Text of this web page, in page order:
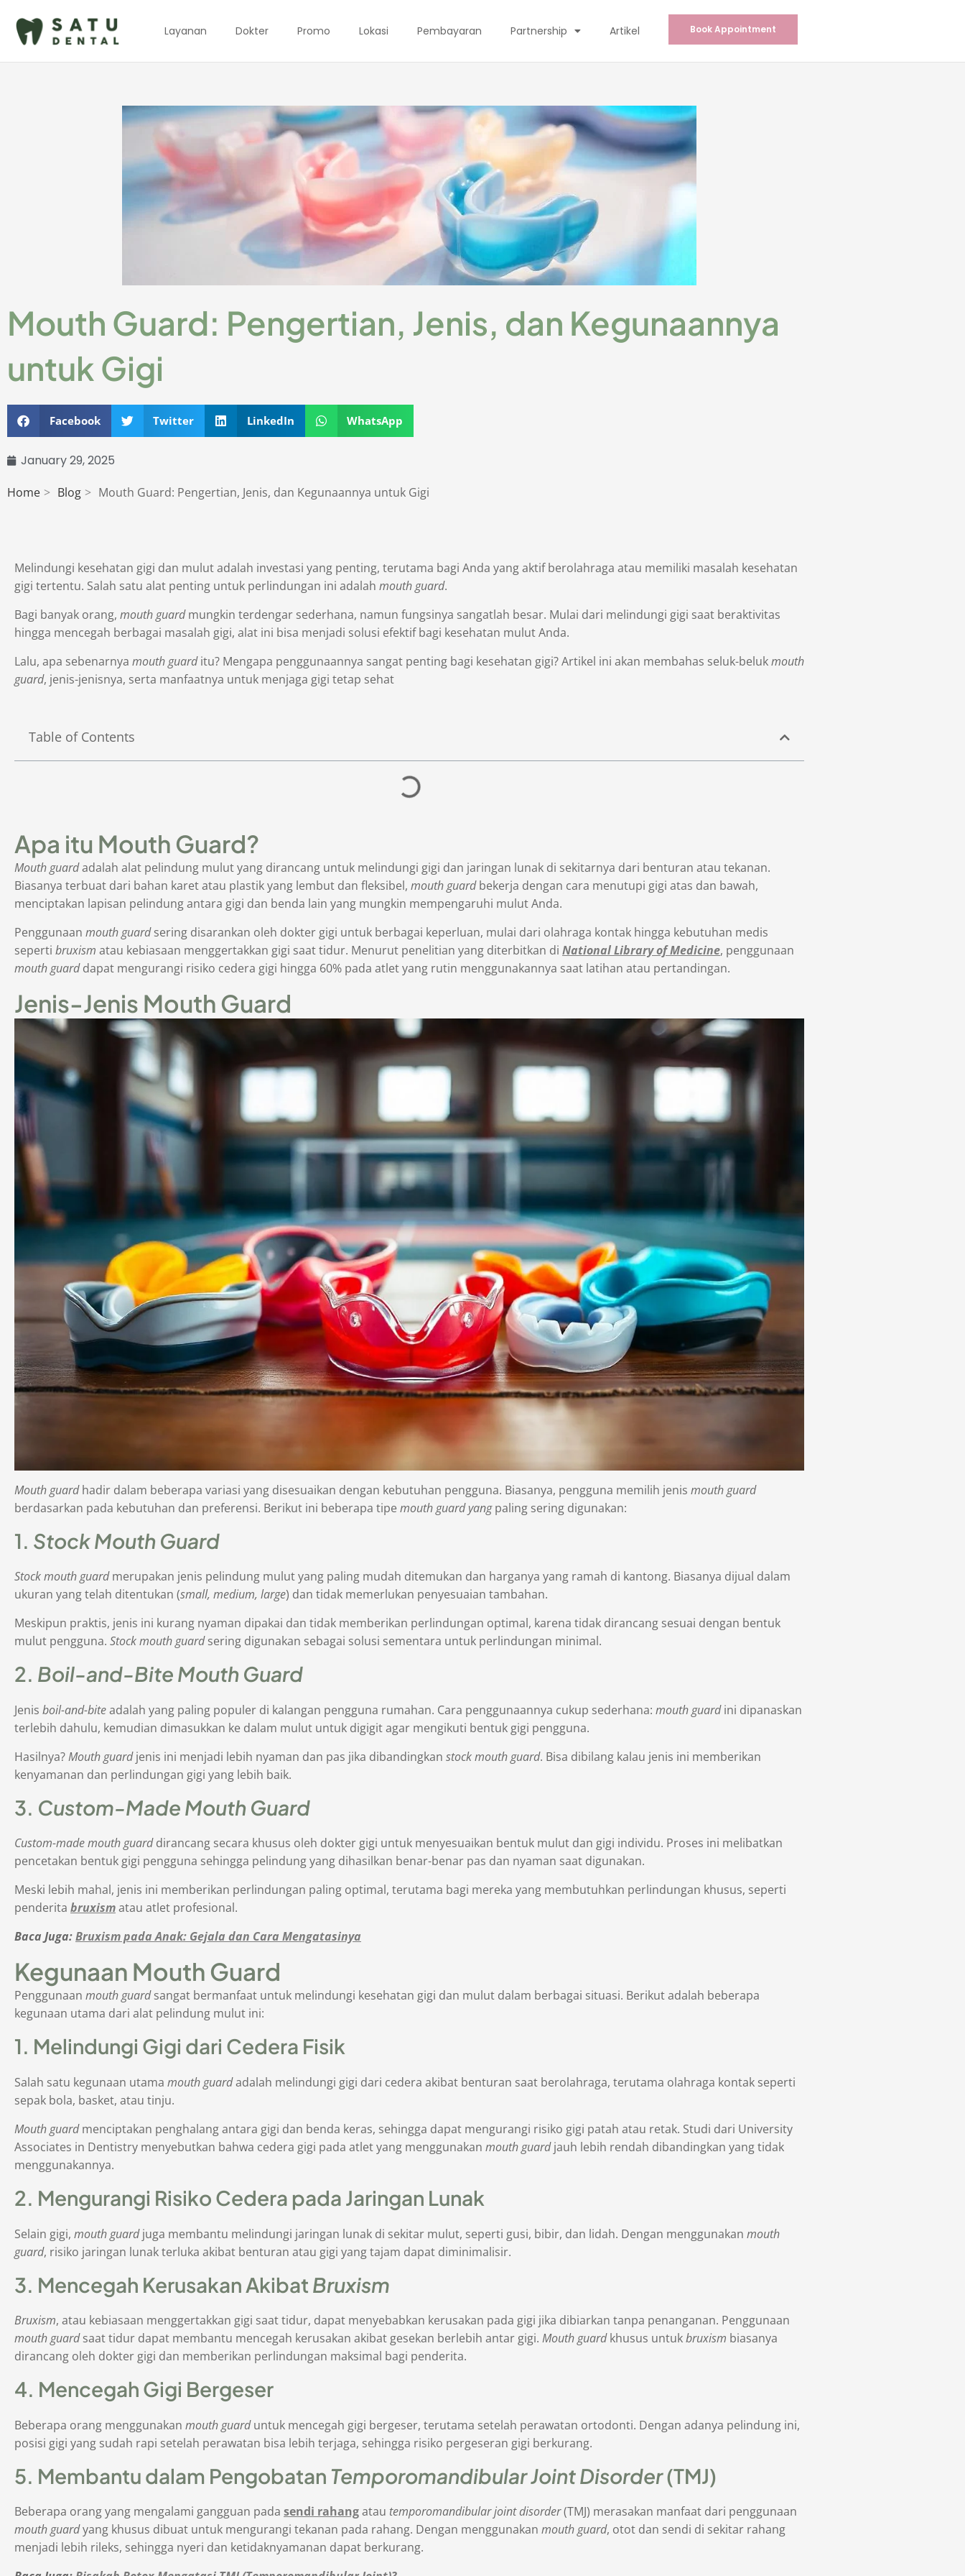
content
Layanan Dokter Promo Lokasi Pembayaran Partnership Artikel Book Appointment
Mouth Guard: Pengertian, Jenis, dan Kegunaannya
untuk Gigi
Facebook Twitter LinkedIn WhatsApp
January 29, 2025
Home Blog Mouth Guard: Pengertian, Jenis, dan Kegunaannya untuk Gigi
Melindungi kesehatan gigi dan mulut adalah investasi yang penting, terutama bagi Anda yang aktif berolahraga atau memiliki masalah kesehatan
gigi tertentu. Salah satu alat penting untuk perlindungan ini adalah mouth guard.
Bagi banyak orang, mouth guardmungkin terdengar sederhana, namun fungsinya sangatlah besar. Mulai dari melindungi gigi saat beraktivitas
hingga mencegah berbagai masalah gigi, alat ini bisa menjadi solusi efektif bagi kesehatan mulut Anda.
Lalu, apa sebenarnya mouth guarditu? Mengapa penggunaannya sangat penting bagi kesehatan gigi? Artikel ini akan membahas seluk-belukmouth
guard, jenis-jenisnya, serta manfaatnya untuk menjaga gigi tetap sehat
Table of Contents
Apa itu Mouth Guard?
Mouth guardadalah alat pelindung mulut yang dirancang untuk melindungi gigi dan jaringan lunak di sekitarnya dari benturan atau tekanan.
Biasanya terbuat dari bahan karet atau plastik yang lembut dan fleksibel, mouth guardbekerja dengan cara menutupi gigi atas dan bawah,
menciptakan lapisan pelindung antara gigi dan benda lain yang mungkin mempengaruhi mulut Anda.
Penggunaan mouth guardsering disarankan oleh dokter gigi untuk berbagai keperluan, mulai dari olahraga kontak hingga kebutuhan medis
seperti bruxism atau kebiasaan menggertakkan gigi saat tidur. Menurut penelitian yang diterbitkan di National Library of Medicine, penggunaan
mouth guarddapat mengurangi risiko cedera gigi hingga 60% pada atlet yang rutin menggunakannya saat latihan atau pertandingan.
Jenis-Jenis Mouth Guard
Mouth guardhadir dalam beberapa variasi yang disesuaikan dengan kebutuhan pengguna. Biasanya, pengguna memilih jenis mouth guard
berdasarkan pada kebutuhan dan preferensi. Berikut ini beberapa tipe mouth guard yangpaling sering digunakan:
1. Stock Mouth Guard
Stock mouth guardmerupakan jenis pelindung mulut yang paling mudah ditemukan dan harganya yang ramah di kantong. Biasanya dijual dalam
ukuran yang telah ditentukan (small, medium, large) dan tidak memerlukan penyesuaian tambahan.
Meskipun praktis, jenis ini kurang nyaman dipakai dan tidak memberikan perlindungan optimal, karena tidak dirancang sesuai dengan bentuk
mulut pengguna. Stock mouth guardsering digunakan sebagai solusi sementara untuk perlindungan minimal.
2. Boil-and-Bite Mouth Guard
Jenis boil-and-biteadalah yang paling populer di kalangan pengguna rumahan. Cara penggunaannya cukup sederhana: mouth guardini dipanaskan
terlebih dahulu, kemudian dimasukkan ke dalam mulut untuk digigit agar mengikuti bentuk gigi pengguna.
Hasilnya?Mouth guardjenis ini menjadi lebih nyaman dan pas jika dibandingkan stock mouth guard. Bisa dibilang kalau jenis ini memberikan
kenyamanan dan perlindungan gigi yang lebih baik.
3. Custom-Made Mouth Guard
Custom-made mouth guarddirancang secara khusus oleh dokter gigi untuk menyesuaikan bentuk mulut dan gigi individu. Proses ini melibatkan
pencetakan bentuk gigi pengguna sehingga pelindung yang dihasilkan benar-benar pas dan nyaman saat digunakan.
Meski lebih mahal, jenis ini memberikan perlindungan paling optimal, terutama bagi mereka yang membutuhkan perlindungan khusus, seperti
penderita bruxismatau atlet profesional.
Baca Juga:Bruxism pada Anak: Gejala dan Cara Mengatasinya
Kegunaan Mouth Guard
Penggunaan mouth guardsangat bermanfaat untuk melindungi kesehatan gigi dan mulut dalam berbagai situasi. Berikut adalah beberapa
kegunaan utama dari alat pelindung mulut ini:
1. Melindungi Gigi dari Cedera Fisik
Salah satu kegunaan utama mouth guardadalah melindungi gigi dari cedera akibat benturan saat berolahraga, terutama olahraga kontak seperti
sepak bola, basket, atau tinju.
Mouth guardmenciptakan penghalang antara gigi dan benda keras, sehingga dapat mengurangi risiko gigi patah atau retak. Studi dari University
Associates in Dentistry menyebutkan bahwa cedera gigi pada atlet yang menggunakan mouth guardjauh lebih rendah dibandingkan yang tidak
menggunakannya.
2. Mengurangi Risiko Cedera pada Jaringan Lunak
Selain gigi, mouth guardjuga membantu melindungi jaringan lunak di sekitar mulut, seperti gusi, bibir, dan lidah. Dengan menggunakan mouth
guard, risiko jaringan lunak terluka akibat benturan atau gigi yang tajam dapat diminimalisir.
3. Mencegah Kerusakan Akibat Bruxism
Bruxism, atau kebiasaan menggertakkan gigi saat tidur, dapat menyebabkan kerusakan pada gigi jika dibiarkan tanpa penanganan. Penggunaan
mouth guardsaat tidur dapat membantu mencegah kerusakan akibat gesekan berlebih antar gigi. Mouth guardkhusus untukbruxism biasanya
dirancang oleh dokter gigi dan memberikan perlindungan maksimal bagi penderita.
4. Mencegah Gigi Bergeser
Beberapa orang menggunakan mouth guarduntuk mencegah gigi bergeser, terutama setelah perawatan ortodonti. Dengan adanya pelindung ini,
posisi gigi yang sudah rapi setelah perawatan bisa lebih terjaga, sehingga risiko pergeseran gigi berkurang.
5. Membantu dalam Pengobatan Temporomandibular Joint Disorder(TMJ)
Beberapa orang yang mengalami gangguan pada sendi rahangatau temporomandibular joint disorder(TMJ) merasakan manfaat dari penggunaan
mouth guardyang khusus dibuat untuk mengurangi tekanan pada rahang. Dengan menggunakan mouth guard, otot dan sendi di sekitar rahang
menjadi lebih rileks, sehingga nyeri dan ketidaknyamanan dapat berkurang.